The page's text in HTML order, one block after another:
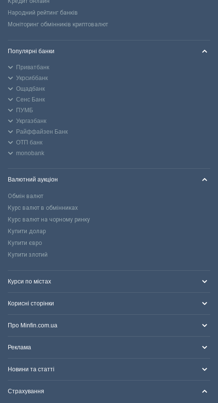
Народний рейтинг банків
Моніторинг обмінників криптовалют
Популярні банки
Приватбанк
Укрсиббанк
Ощадбанк
Сенс Банк
ПУМБ
Укргазбанк
Райффайзен Банк
ОТП банк
monobank
Валютний аукціон
Обмін валют
Курс валют в обмінниках
Курс валют на чорному ринку
Купити долар
Купити євро
Купити злотий
Курси по містах
Корисні сторінки
Про Minfin.com.ua
Реклама
Новини та статті
Страхування